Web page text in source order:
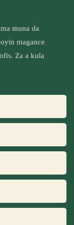
muna da
magance
Za a kula